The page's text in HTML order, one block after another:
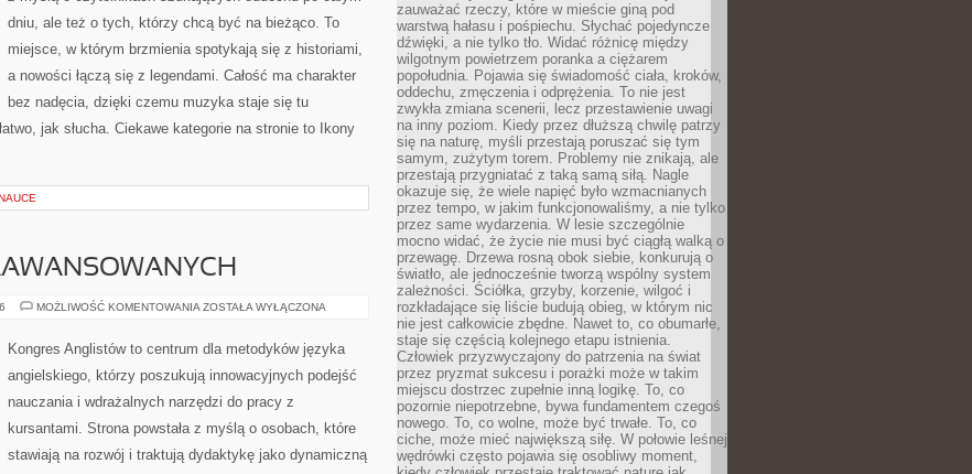
dniu, ale też o tych, którzy chcą być na bieżąco. To
miejsce, w którym brzmienia spotykają się z historiami,
a nowości łączą się z legendami. Całość ma charakter
bez nadęcia, dzięki czemu muzyka staje się tu
jak słucha. Ciekawe kategorie na stronie to Ikony
MOŻLIWOŚĆ KOMENTOWANIA ANGIELSKI
ZOSTAŁA WYŁĄCZONA
Kongres Anglistów to centrum dla metodyków języka
angielskiego, którzy poszukują innowacyjnych podejść
nauczania i wdrażalnych narzędzi do pracy z
kursantami. Strona powstała z myślą o osobach, które
stawiają na rozwój i traktują dydaktykę jako dynamiczną
zauważać rzeczy, które w mieście giną pod
warstwą hałasu i pośpiechu. Słychać pojedyncze
dźwięki, a nie tylko tło. Widać różnicę między
wilgotnym powietrzem poranka a ciężarem
popołudnia. Pojawia się świadomość ciała, kroków,
oddechu, zmęczenia i odprężenia. To nie jest
zwykła zmiana scenerii, lecz przestawienie uwagi
na inny poziom. Kiedy przez dłuższą chwilę patrzy
się na naturę, myśli przestają poruszać się tym
samym, zużytym torem. Problemy nie znikają, ale
przestają przygniatać z taką samą siłą. Nagle
okazuje się, że wiele napięć było wzmacnianych
przez tempo, w jakim funkcjonowaliśmy, a nie tylko
przez same wydarzenia. W lesie szczególnie
mocno widać, że życie nie musi być ciągłą walką o
przewagę. Drzewa rosną obok siebie, konkurują o
światło, ale jednocześnie tworzą wspólny system
zależności. Ściółka, grzyby, korzenie, wilgoć i
rozkładające się liście budują obieg, w którym nic
nie jest całkowicie zbędne. Nawet to, co obumarłe,
staje się częścią kolejnego etapu istnienia.
Człowiek przyzwyczajony do patrzenia na świat
przez pryzmat sukcesu i porażki może w takim
miejscu dostrzec zupełnie inną logikę. To, co
pozornie niepotrzebne, bywa fundamentem czegoś
nowego. To, co wolne, może być trwałe. To, co
ciche, może mieć największą siłę. W połowie leśnej
wędrówki często pojawia się osobliwy moment,